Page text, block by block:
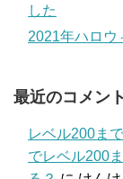
した
2021年ハロウ
最近のコメント
レベル200ま
でレベル200